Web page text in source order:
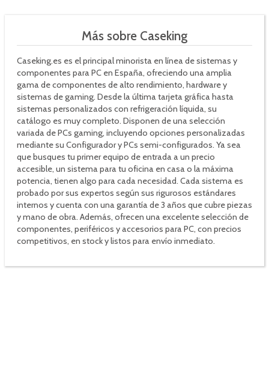
Más sobre Caseking
Caseking.es es el principal minorista en línea de sistemas y
componentes para PC en España, ofreciendo una amplia
gama de componentes de alto rendimiento, hardware y
sistemas de gaming. Desde la última tarjeta gráfica hasta
sistemas personalizados con refrigeración líquida, su
catálogo es muy completo. Disponen de una selección
variada de PCs gaming, incluyendo opciones personalizadas
mediante su Configurador y PCs semi-configurados. Ya sea
que busques tu primer equipo de entrada a un precio
accesible, un sistema para tu oficina en casa o la máxima
potencia, tienen algo para cada necesidad. Cada sistema es
probado por sus expertos según sus rigurosos estándares
internos y cuenta con una garantía de 3 años que cubre piezas
y mano de obra. Además, ofrecen una excelente selección de
componentes, periféricos y accesorios para PC, con precios
competitivos, en stock y listos para envío inmediato.